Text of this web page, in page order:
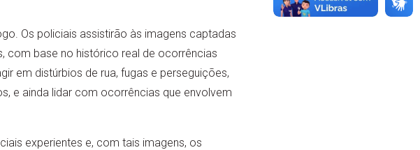
Os policiais assistirão às imagens captadas
com base no histórico real de ocorrências
em distúrbios de rua, fugas e perseguições,
e ainda lidar com ocorrências que envolvem
experientes e, com tais imagens, os